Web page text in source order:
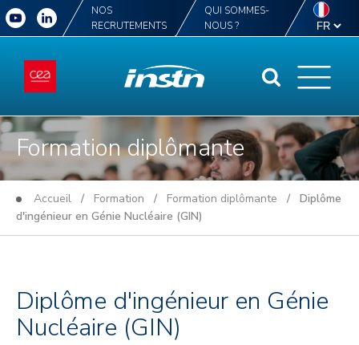
NOS
RECRUTEMENTS
QUI SOMMES-
NOUS ?
Formation diplômante
Accueil / Formation / Formation diplômante / Diplôme
d'ingénieur en Génie Nucléaire (GIN)
Diplôme d'ingénieur en Génie
Nucléaire (GIN)